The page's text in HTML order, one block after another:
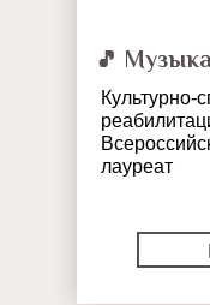
Культурно-
онлайн-